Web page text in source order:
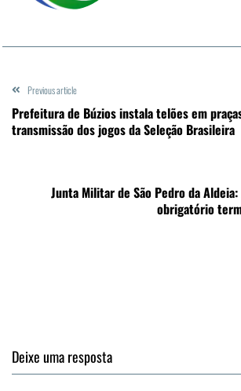
Previous article
Prefeitura de Búzios instala telões em
transmissão dos jogos da Seleção Brasileira
Junta Militar de São Pedro da
obrigatório
Deixe uma resposta